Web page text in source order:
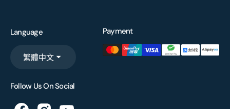
Language
繁體中文
Payment
Follow Us On Social